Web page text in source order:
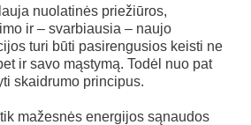
nuolatinės priežiūros,
ir – svarbiausia – naujo
turi būti pasirengusios keisti ne
ir savo mąstymą. Todėl nuo pat
skaidrumo principus.
mažesnės energijos sąnaudos